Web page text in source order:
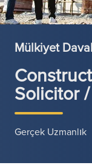
Mülkiyet
Solicitor
Gerçek Uzmanlık